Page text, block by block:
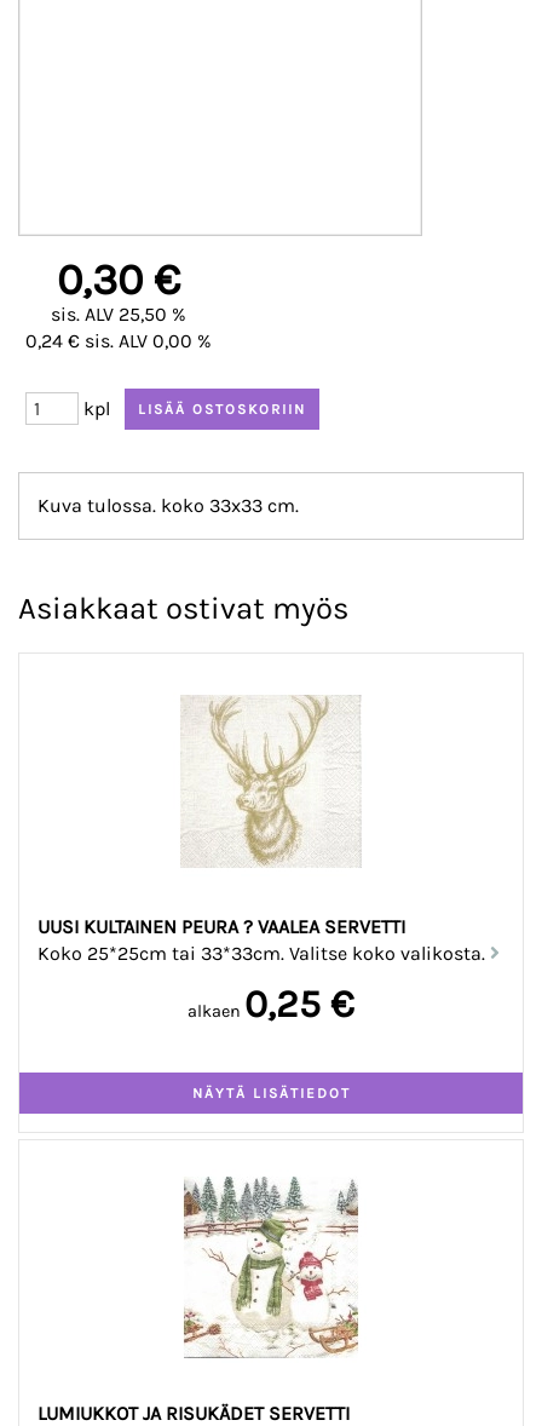
0,30 €
sis. ALV 25,50 %
0,24 € sis. ALV 0,00 %
kpl
Kuva tulossa. koko 33x33 cm.
Asiakkaat ostivat myös
UUSI KULTAINEN PEURA ? VAALEA SERVETTI
Koko 25*25cm tai 33*33cm. Valitse koko valikosta.
alkaen 0,25 €
LUMIUKKOT JA RISUKÄDET SERVETTI